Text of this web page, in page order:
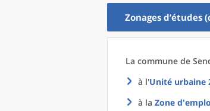
Zonages
La commune de
à l'Unité urbaine
à la Zone